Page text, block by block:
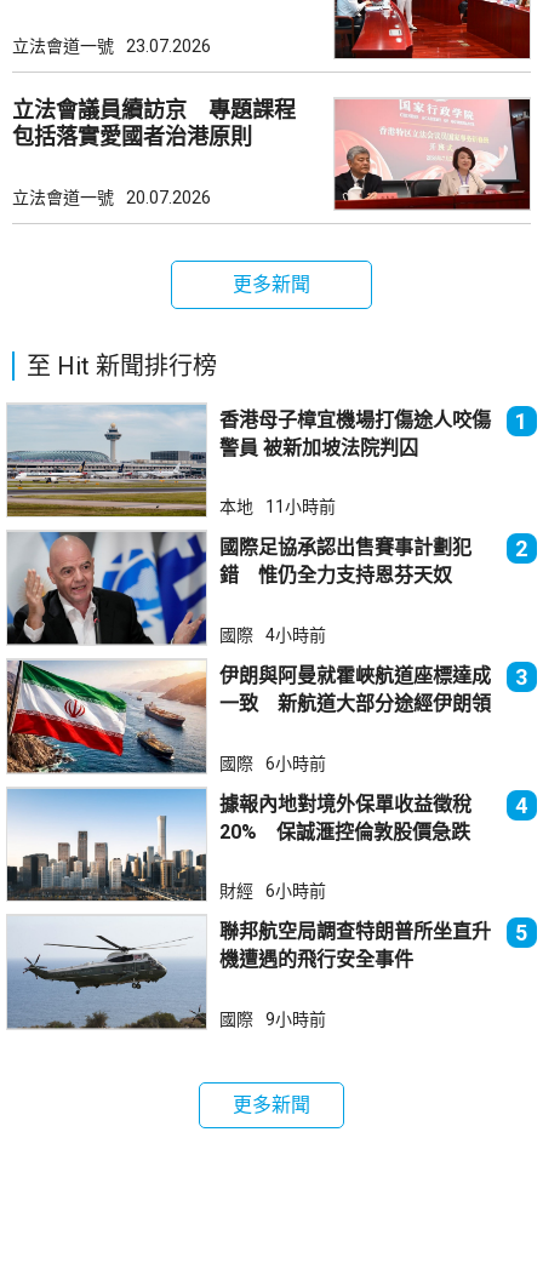
立法會道一號 23.07.2026
立法會議員續訪京 專題課程
包括落實愛國者治港原則
立法會道一號 20.07.2026
更多新聞
至 Hit 新聞排行榜
香港母子樟宜機場打傷途人咬傷
警員 被新加坡法院判囚
1
本地 11小時前
國際足協承認出售賽事計劃犯
錯 惟仍全力支持恩芬天奴
2
國際 4小時前
伊朗與阿曼就霍峽航道座標達成
一致 新航道大部分途經伊朗領
3
國際 6小時前
據報內地對境外保單收益徵稅
20% 保誠滙控倫敦股價急跌
4
財經 6小時前
聯邦航空局調查特朗普所坐直升
機遭遇的飛行安全事件
5
國際 9小時前
更多新聞